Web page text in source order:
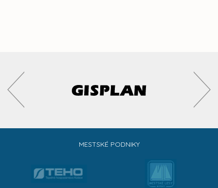
MESTSKÉ PODNIKY